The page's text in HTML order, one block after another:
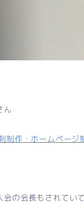
ん
制作・ホームペー
会の会長もされてい